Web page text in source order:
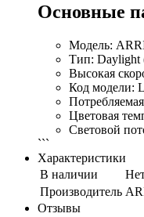
Основные
Модель:
Тип: Daylight
Высокая
Код модели:
Цветовая
Световой
```
Характеристики
В наличии
Производитель
Отзывы